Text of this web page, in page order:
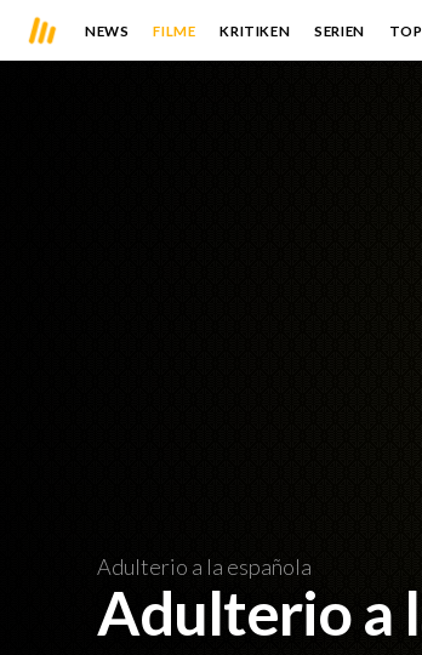
NEWS FILME KRITIKEN SERIEN
Adulterio a la española
Adulterio a